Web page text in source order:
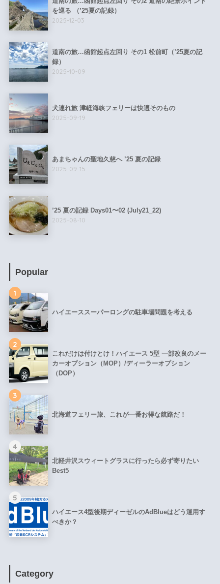
を巡る （’25夏の記録）
2025-12-03
道南の旅…函館起点左回り その1 松前町（’25夏の記
録）
2025-10-09
犬連れ旅 津軽海峡フェリーは快適そのもの
2025-09-19
あまちゃんの聖地久慈へ ’25 夏の記録
2025-09-15
’25 夏の記録 Days01〜02 (July21_22)
2025-08-10
Popular
1
ハイエーススーパーロングの駐車場問題を考える
2
これだけは付けとけ！ハイエース 5型 一部改良のメー
カーオプション（MOP）/ディーラーオプション
（DOP）
3
北海道フェリー旅、これが一番お得な航路だ！
4
北軽井沢スウィートグラスに行ったら必ず寄りたい
Best5
5
ハイエース4型後期ディーゼルのAdBlueはどう運用す
べきか？
Category